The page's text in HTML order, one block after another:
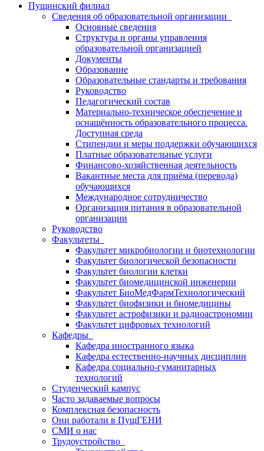
Пущинский филиал
Сведения об образовательной организации
Основные сведения
Структура и органы управления
образовательной организацией
Документы
Образование
Образовательные стандарты и требования
Руководство
Педагогический состав
Материально-техническое обеспечение и
оснащённость образовательного процесса.
Доступная среда
Стипендии и меры поддержки обучающихся
Платные образовательные услуги
Финансово-хозяйственная деятельность
Вакантные места для приёма (перевода)
обучающихся
Международное сотрудничество
Организация питания в образовательной
организации
Руководство
Факультеты
Факультет микробиологии и биотехнологии
Факультет биологической безопасности
Факультет биологии клетки
Факультет биомедицинской инженерии
Факультет БиоМедФармТехнологический
Факультет биофизики и биомедицины
Факультет астрофизики и радиоастрономии
Факультет цифровых технологий
Кафедры
Кафедра иностранного языка
Кафедра естественно-научных дисциплин
Кафедра социально-гуманитарных
технологий
Студенческий кампус
Часто задаваемые вопросы
Комплексная безопасность
Они работали в ПущГЕНИ
СМИ о нас
Трудоустройство